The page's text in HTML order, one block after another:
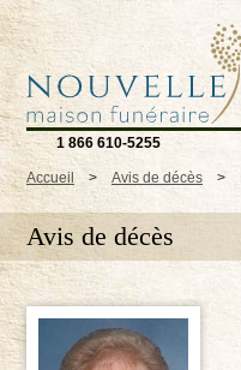
1 866 610-5255
Accueil > Avis de décès >
Avis de décès